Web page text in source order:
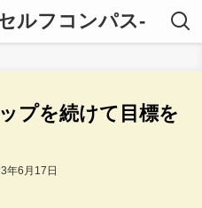
ルフコンパス-
プを続けて目標を
年6月17日